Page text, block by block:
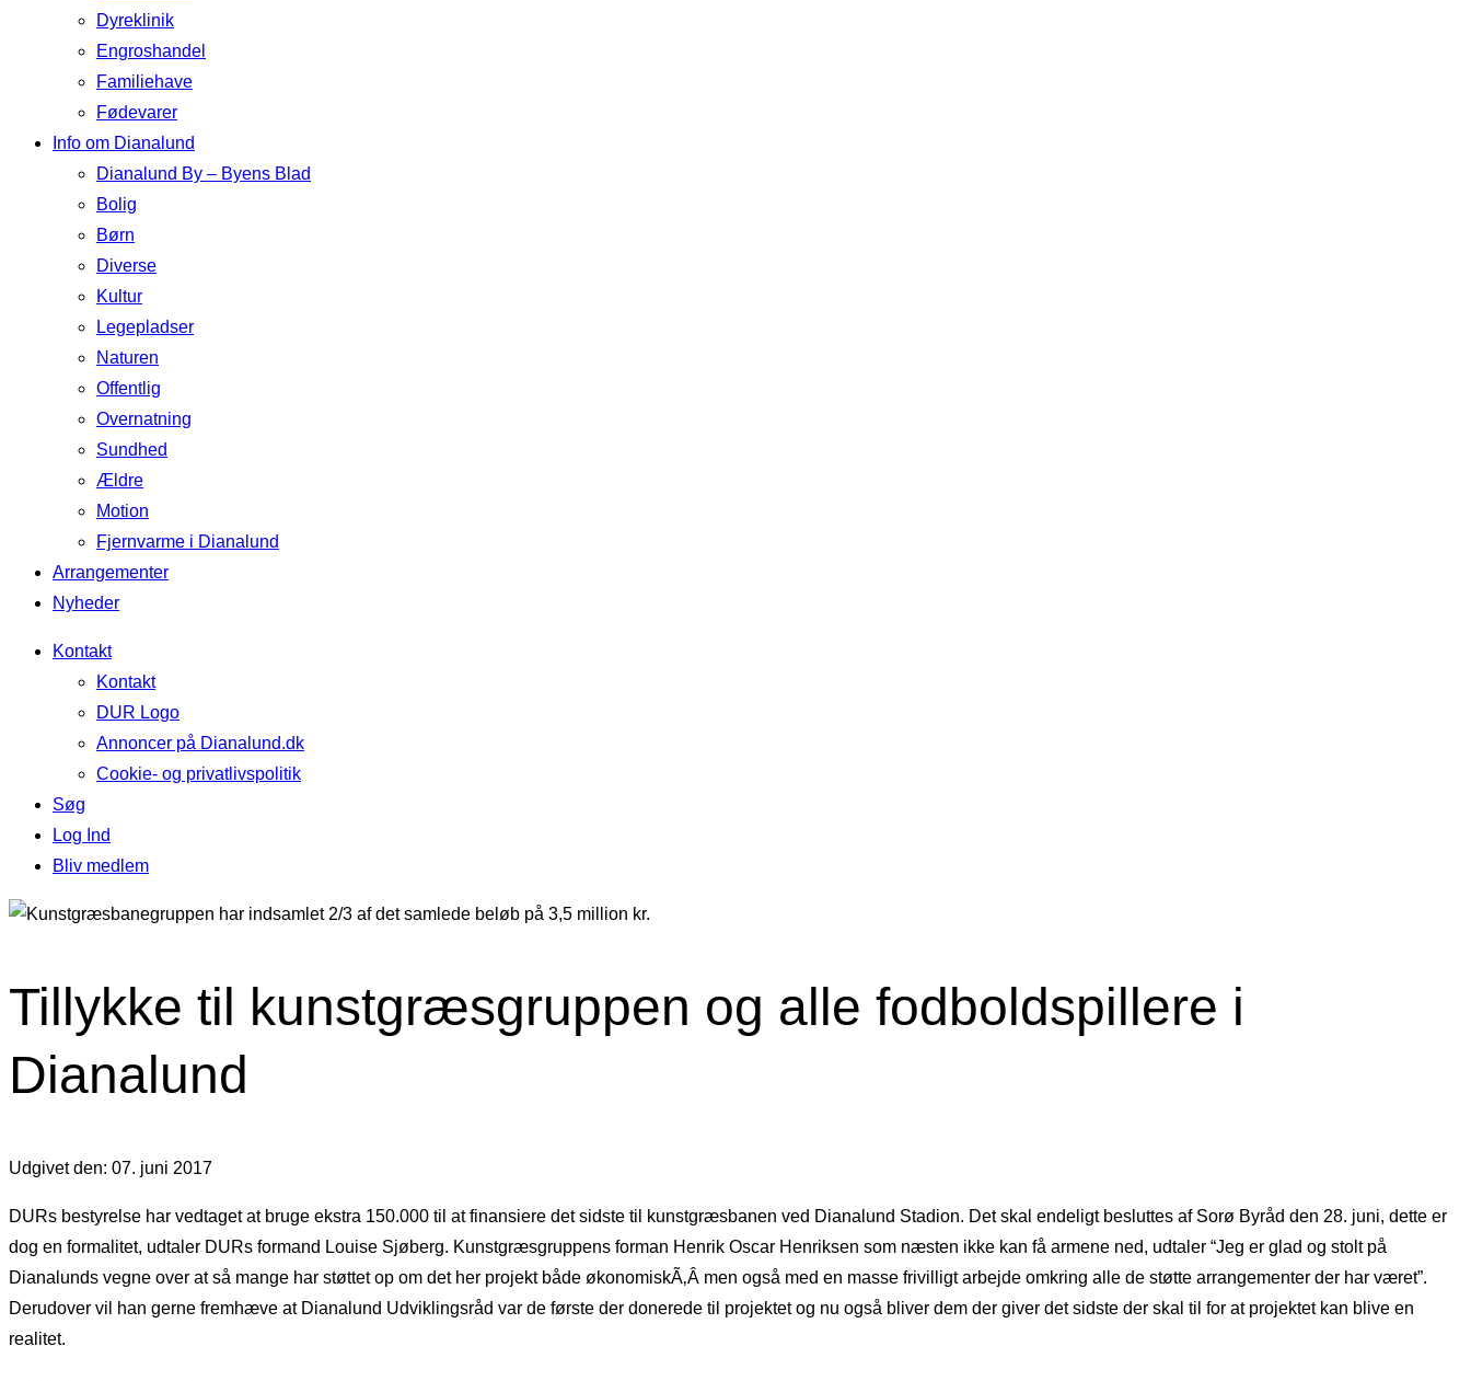
Dyreklinik
Engroshandel
Familiehave
Fødevarer
Info om Dianalund
Dianalund By – Byens Blad
Bolig
Børn
Diverse
Kultur
Legepladser
Naturen
Offentlig
Overnatning
Sundhed
Ældre
Motion
Fjernvarme i Dianalund
Arrangementer
Nyheder
Kontakt
Kontakt
DUR Logo
Annoncer på Dianalund.dk
Cookie- og privatlivspolitik
Søg
Log Ind
Bliv medlem
Tillykke til kunstgræsgruppen og alle fodboldspillere i
Dianalund
Udgivet den: 07. juni 2017
DURs bestyrelse har vedtaget at bruge ekstra 150.000 til at finansiere det sidste til kunstgræsbanen ved Dianalund Stadion. Det skal endeligt besluttes af Sorø Byråd den 28. juni, dette er
dog en formalitet, udtaler DURs formand Louise Sjøberg. Kunstgræsgruppens forman Henrik Oscar Henriksen som næsten ikke kan få armene ned, udtaler “Jeg er glad og stolt på
Dianalunds vegne over at så mange har støttet op om det her projekt både økonomiskÃ‚Â men også med en masse frivilligt arbejde omkring alle de støtte arrangementer der har været”.
Derudover vil han gerne fremhæve at Dianalund Udviklingsråd var de første der donerede til projektet og nu også bliver dem der giver det sidste der skal til for at projektet kan blive en
realitet.